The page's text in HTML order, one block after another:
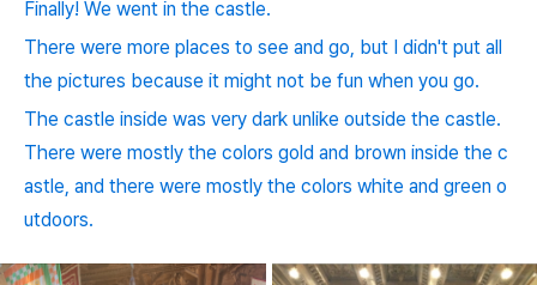
Finally! We went in the castle.
There were more places to see and go, but I didn't put all
the pictures because it might not be fun when you go.
The castle inside was very dark unlike outside the castle.
There were mostly the colors gold and brown inside the c
astle, and there were mostly the colors white and green o
utdoors.